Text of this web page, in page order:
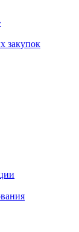
закупок